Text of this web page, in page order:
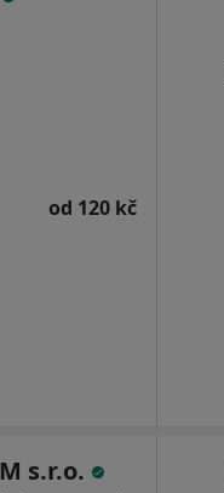
od 120 kč
s.r.o.